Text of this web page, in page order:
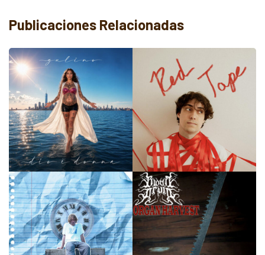
Publicaciones Relacionadas